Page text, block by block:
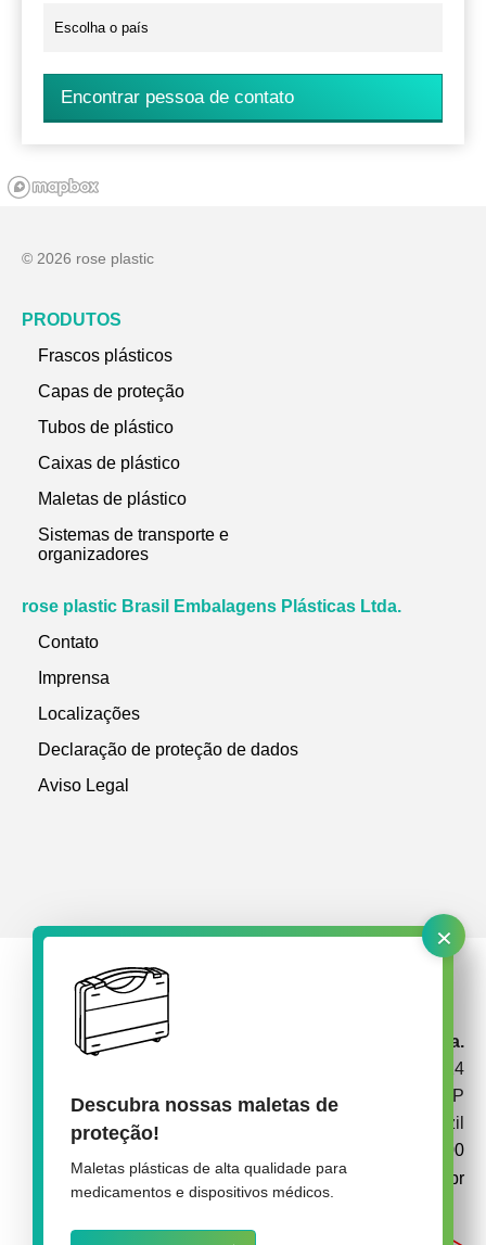
×
Descubra nossas maletas de
proteção!
Maletas plásticas de alta qualidade para
medicamentos e dispositivos médicos.
Encontrar pessoa de contato
rose plastic Brasil Embalagens Plásticas Ltda.
Av. Garabed Gananiam 514
CEP 18087-340 Sorocaba SP
Brazil
+55 15 3238 1900
info@rose-medipack.com.br
© 2026 rose plastic
PRODUTOS
Frascos plásticos
Capas de proteção
Tubos de plástico
Caixas de plástico
Maletas de plástico
Sistemas de transporte e
organizadores
rose plastic Brasil Embalagens Plásticas Ltda.
Contato
Imprensa
Localizações
Declaração de proteção de dados
Aviso Legal